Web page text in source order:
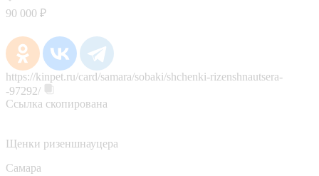
90 000 ₽
https://kinpet.ru/card/samara/sobaki/shchenki-rizenshnautsera-
-97292/
Ссылка скопирована
Щенки ризеншнауцера
Самара